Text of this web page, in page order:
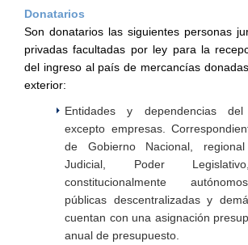
Donatarios
Son donatarios las siguientes personas
privadas facultadas por ley para la
del ingreso al país de mercancías
exterior:
Entidades y dependencias
excepto empresas.
de Gobierno Nacional,
Judicial, Poder
constitucionalmente
públicas descentralizadas y
cuentan con una asignación
anual de presupuesto.